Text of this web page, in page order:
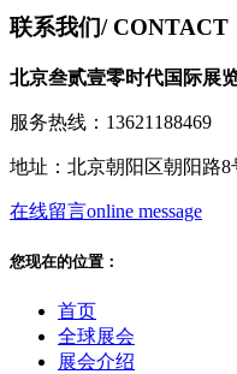
联系我们/ CONTACT
北京叁贰壹零时代国际展
服务热线：13621188469
地址：北京朝阳区朝阳路
在线留言online message
您现在的位置：
首页
全球展会
展会介绍